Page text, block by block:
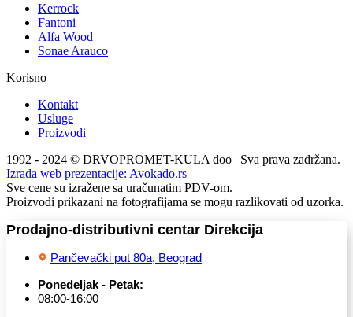
Kerrock
Fantoni
Alfa Wood
Sonae Arauco
Korisno
Kontakt
Usluge
Proizvodi
1992 - 2024 © DRVOPROMET-KULA doo | Sva prava zadržana.
Izrada web prezentacije: Avokado.rs
Sve cene su izražene sa uračunatim PDV-om.
Proizvodi prikazani na fotografijama se mogu razlikovati od uzorka.
Prodajno-distributivni centar Direkcija
Pančevački put 80a, Beograd
Ponedeljak - Petak:
08:00-16:00